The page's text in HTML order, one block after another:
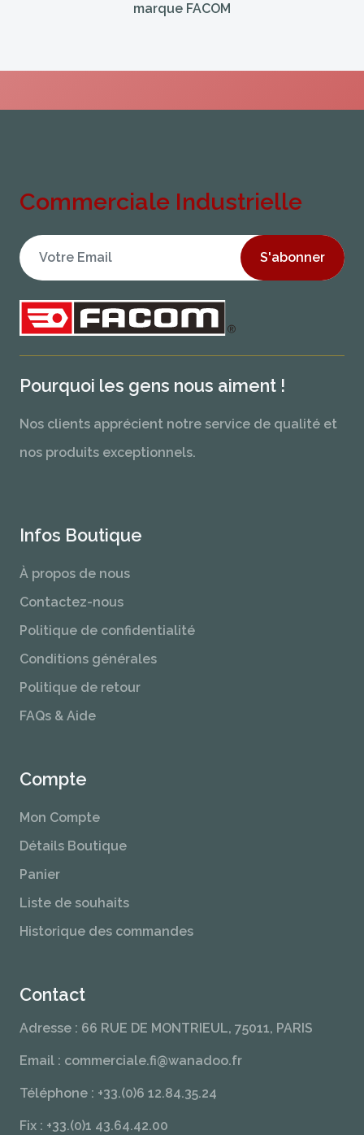
marque FACOM
Commerciale Industrielle
S'abonner
Pourquoi les gens nous aiment !
Nos clients apprécient notre service de qualité et
nos produits exceptionnels.
Infos Boutique
À propos de nous
Contactez-nous
Politique de confidentialité
Conditions générales
Politique de retour
FAQs & Aide
Compte
Mon Compte
Détails Boutique
Panier
Liste de souhaits
Historique des commandes
Contact
Adresse : 66 RUE DE MONTRIEUL, 75011, PARIS
Email : commerciale.fi@wanadoo.fr
Téléphone : +33.(0)6 12.84.35.24
Fix : +33.(0)1 43.64.42.00